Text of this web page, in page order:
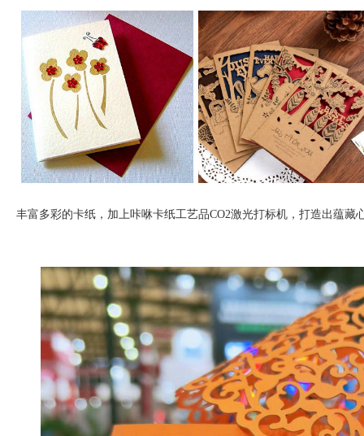
丰富多彩的卡纸，加上咔咻卡纸工艺品CO2激光打标机，打造出蕴藏